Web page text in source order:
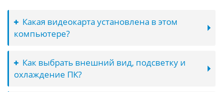
Какая видеокарта установлена в этом
компьютере?
Как выбрать внешний вид, подсветку и
охлаждение ПК?